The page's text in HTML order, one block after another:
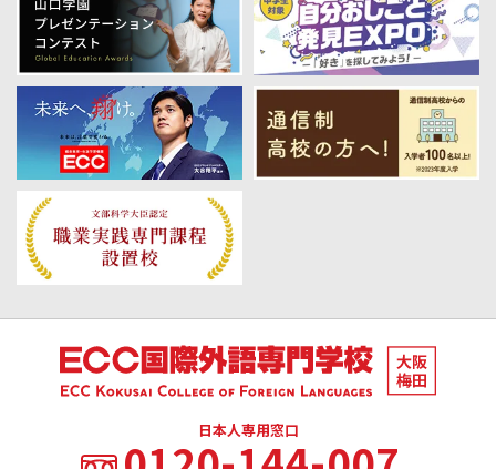
日本人専用窓口